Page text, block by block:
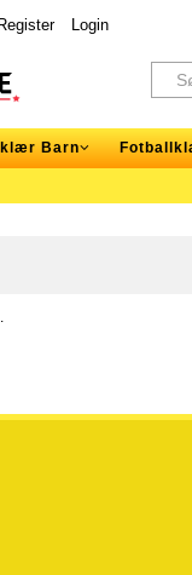
Register Login
Barn